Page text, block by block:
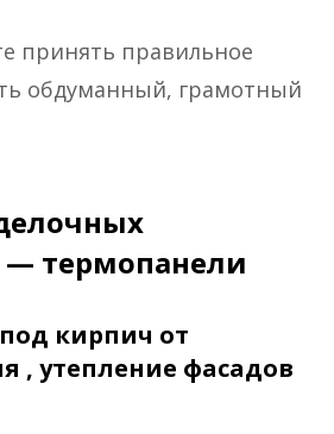
принять правильное
обдуманный, грамотный
— термопанели
кирпич от
, утепление фасадов